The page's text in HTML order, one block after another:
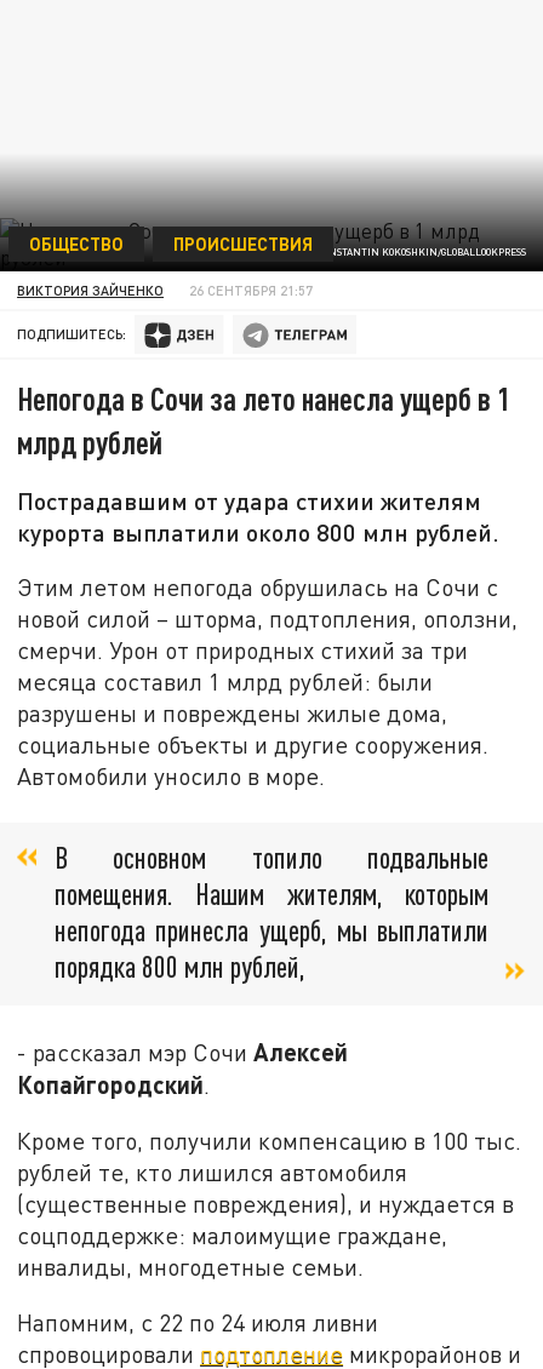
KONSTANTIN KOKOSHKIN/GLOBALLOOKPRESS
ОБЩЕСТВО ПРОИСШЕСТВИЯ
ВИКТОРИЯ ЗАЙЧЕНКО 26 СЕНТЯБРЯ 21:57
ПОДПИШИТЕСЬ:
Непогода в Сочи за лето нанесла ущерб в 1
млрд рублей
Пострадавшим от удара стихии жителям
курорта выплатили около 800 млн рублей.
Этим летом непогода обрушилась на Сочи с
новой силой – шторма, подтопления, оползни,
смерчи. Урон от природных стихий за три
месяца составил 1 млрд рублей: были
разрушены и повреждены жилые дома,
социальные объекты и другие сооружения.
Автомобили уносило в море.
В основном топило подвальные
помещения. Нашим жителям, которым
непогода принесла ущерб, мы выплатили
порядка 800 млн рублей,
- рассказал мэр СочиАлексей
Копайгородский.
Кроме того, получили компенсацию в 100 тыс.
рублей те, кто лишился автомобиля
(существенные повреждения), и нуждается в
соцподдержке: малоимущие граждане,
инвалиды, многодетные семьи.
Напомним, с 22 по 24 июля ливни
спровоцировали подтопление микрорайонов и